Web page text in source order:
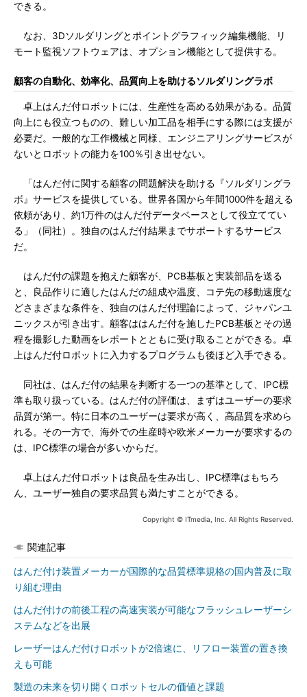
できる。
なお、3Dソルダリングとポイントグラフィック編集機能、リ
モート監視ソフトウェアは、オプション機能として提供する。
顧客の自動化、効率化、品質向上を助けるソルダリングラボ
卓上はんだ付ロボットには、生産性を高める効果がある。品質
向上にも役立つものの、難しい加工品を相手にする際には支援が
必要だ。一般的な工作機械と同様、エンジニアリングサービスが
ないとロボットの能力を100％引き出せない。
「はんだ付に関する顧客の問題解決を助ける『ソルダリングラ
ボ』サービスを提供している。世界各国から年間1000件を超える
依頼があり、約1万件のはんだ付データベースとして役立ててい
る」（同社）。独自のはんだ付結果までサポートするサービス
だ。
はんだ付の課題を抱えた顧客が、PCB基板と実装部品を送る
と、良品作りに適したはんだの組成や温度、コテ先の移動速度な
どさまざまな条件を、独自のはんだ付理論によって、ジャパンユ
ニックスが引き出す。顧客ははんだ付を施したPCB基板とその過
程を撮影した動画をレポートとともに受け取ることができる。卓
上はんだ付ロボットに入力するプログラムも後ほど入手できる。
同社は、はんだ付の結果を判断する一つの基準として、IPC標
準も取り扱っている。はんだ付の評価は、まずはユーザーの要求
品質が第一。特に日本のユーザーは要求が高く、高品質を求めら
れる。その一方で、海外での生産時や欧米メーカーが要求するの
は、IPC標準の場合が多いからだ。
卓上はんだ付ロボットは良品を生み出し、IPC標準はもちろ
ん、ユーザー独自の要求品質も満たすことができる。
Copyright © ITmedia, Inc. All Rights Reserved.
関連記事
はんだ付け装置メーカーが国際的な品質標準規格の国内普及に取
り組む理由
はんだ付けの前後工程の高速実装が可能なフラッシュレーザーシ
ステムなどを出展
レーザーはんだ付けロボットが2倍速に、リフロー装置の置き換
えも可能
製造の未来を切り開くロボットセルの価値と課題